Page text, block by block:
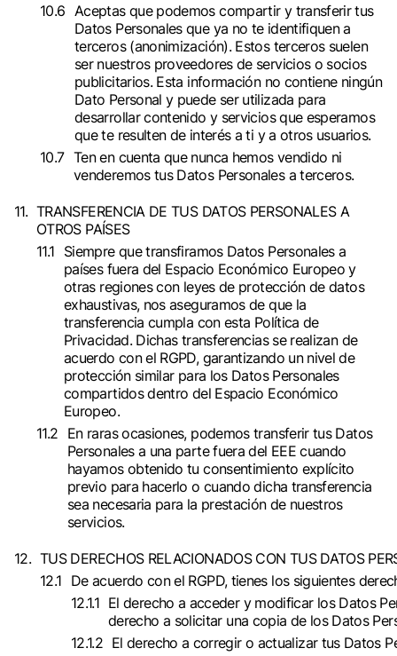
Aceptas que podemos compartir y transferir tus
Datos Personales que ya no te identifiquen a
terceros (anonimización). Estos terceros suelen
ser nuestros proveedores de servicios o socios
publicitarios. Esta información no contiene ningún
Dato Personal y puede ser utilizada para
desarrollar contenido y servicios que esperamos
que te resulten de interés a ti y a otros usuarios.
Ten en cuenta que nunca hemos vendido ni
venderemos tus Datos Personales a terceros.
TRANSFERENCIA DE TUS DATOS PERSONALES A
OTROS PAÍSES
Siempre que transfiramos Datos Personales a
países fuera del Espacio Económico Europeo y
otras regiones con leyes de protección de datos
exhaustivas, nos aseguramos de que la
transferencia cumpla con esta Política de
Privacidad. Dichas transferencias se realizan de
acuerdo con el RGPD, garantizando un nivel de
protección similar para los Datos Personales
compartidos dentro del Espacio Económico
Europeo.
En raras ocasiones, podemos transferir tus Datos
Personales a una parte fuera del EEE cuando
hayamos obtenido tu consentimiento explícito
previo para hacerlo o cuando dicha transferencia
sea necesaria para la prestación de nuestros
servicios.
TUS DERECHOS RELACIONADOS CON TUS DATOS
De acuerdo con el RGPD, tienes los siguientes
El derecho a acceder y modificar los Datos
derecho a solicitar una copia de los Datos
El derecho a corregir o actualizar tus Datos